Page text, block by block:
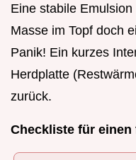
Eine stabile
Masse im Topf doch
Panik! Ein kurzes
Herdplatte
zurück.
Checkliste für